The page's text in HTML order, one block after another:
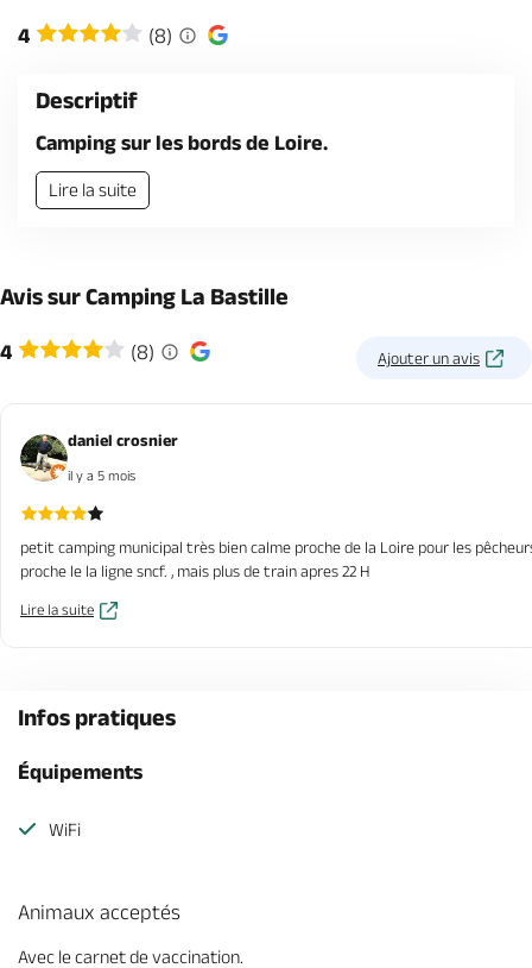
Brochures & Cartes
4 (8)
Descriptif
Camping sur les bords de Loire.
Lire la suite
Avis sur Camping La Bastille
4 (8) Ajouter un avis
daniel crosnier
il y a 5 mois
petit camping municipal très bien calme proche de la Loire pour les
proche le la ligne sncf. , mais plus de train apres 22 H
Lire la suite
Infos pratiques
Équipements
WiFi
Animaux acceptés
Avec le carnet de vaccination.